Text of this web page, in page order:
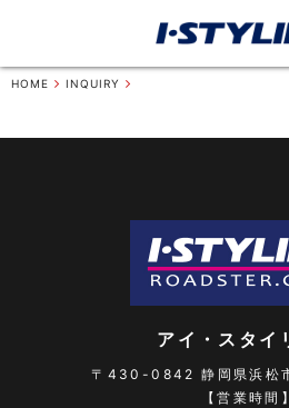
HOME INQUIRY
アイ・スタイ
〒430-0842静岡県浜松
【営業時間】